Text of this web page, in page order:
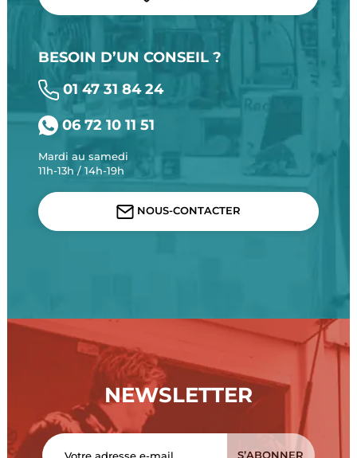
BESOIN D’UN CONSEIL ?
01 47 31 84 24
06 72 10 11 51
Mardi au samedi
11h-13h / 14h-19h
NOUS-CONTACTER
NEWSLETTER